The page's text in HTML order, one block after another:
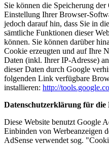
Sie können die Speicherung
Einstellung Ihrer Browser-
jedoch darauf hin, dass Sie in
sämtliche Funktionen dieser
können. Sie können darüber
Cookie erzeugten und auf Ihre
Daten (inkl. Ihrer IP-Adresse)
dieser Daten durch Google
folgenden Link verfügbare
installieren: http://
Datenschutzerklärung für die
Diese Website benutzt Google
Einbinden von Werbeanzeigen
AdSense verwendet sog.